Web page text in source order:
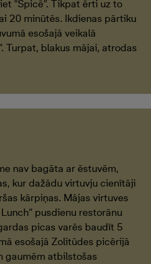
“Spicē”. Tikpat ērti uz to
20 minūtēs. Ikdienas pārtiku
esošajā veikalā
Turpat, blakus mājai, atrodas
nav bagāta ar ēstuvēm,
kur dažādu virtuvju cienītāji
kārpiņas. Mājas virtuves
pusdienu restorānu
picas varēs baudīt 5
esošajā Zolitūdes picērijā
gaumēm atbilstošas